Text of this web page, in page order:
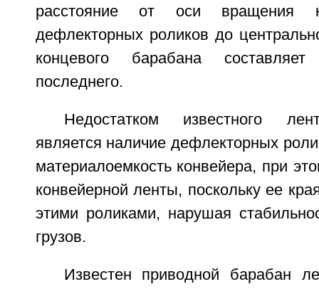
расстояние от оси вращения
дефлекторных роликов до
концевого барабана
последнего.
Недостатком известного
является наличие дефлекторных
материалоемкость конвейера, при
конвейерной ленты, поскольку ее
этими роликами, нарушая
грузов.
Известен приводной барабан